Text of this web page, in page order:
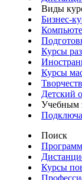
Виды
Бизнес-
Курсы
Курсы
Детский
Учебным
Поиск
Курсы